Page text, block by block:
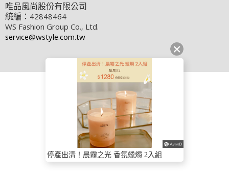
唯品風尚股份有限公司
統編：42848464
WS Fashion Group Co., Ltd.
service@wstyle.com.tw
停產出清！晨霧之光 香氛蠟燭 2入組